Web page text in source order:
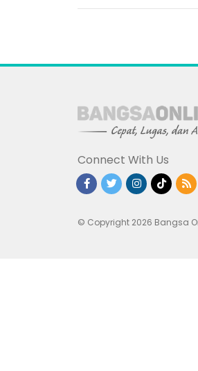
Connect With Us
© Copyright 2026 Bangsa